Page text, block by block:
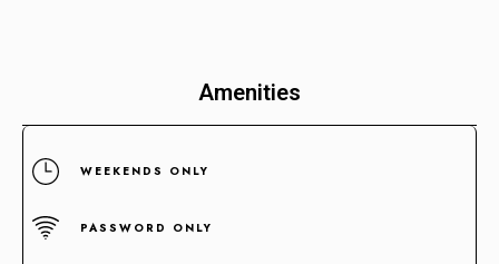
Amenities
WEEKENDS ONLY
PASSWORD ONLY